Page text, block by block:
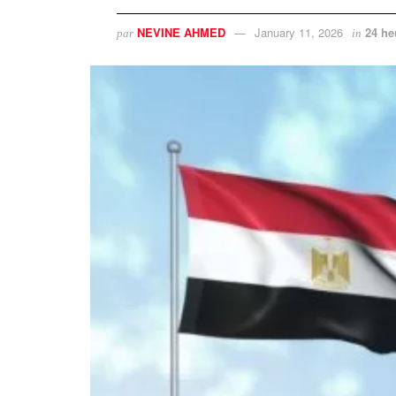
par NEVINE AHMED January 11, 2026 in 24